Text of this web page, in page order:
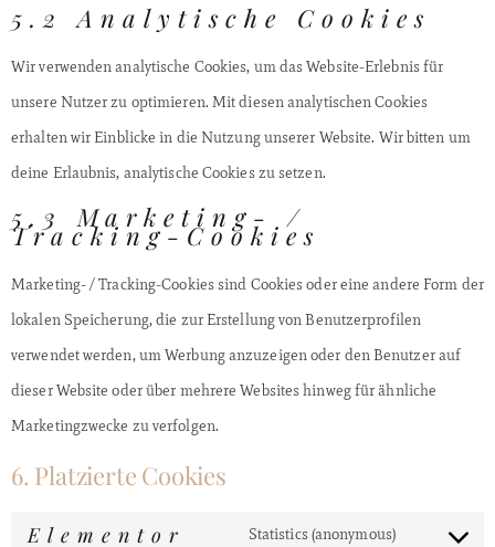
5.2 Analytische Cookies
Wir verwenden analytische Cookies, um das Website-Erlebnis für
unsere Nutzer zu optimieren. Mit diesen analytischen Cookies
erhalten wir Einblicke in die Nutzung unserer Website. Wir bitten um
deine Erlaubnis, analytische Cookies zu setzen.
5.3 Marketing- /
Tracking-Cookies
Marketing- / Tracking-Cookies sind Cookies oder eine andere Form der
lokalen Speicherung, die zur Erstellung von Benutzerprofilen
verwendet werden, um Werbung anzuzeigen oder den Benutzer auf
dieser Website oder über mehrere Websites hinweg für ähnliche
Marketingzwecke zu verfolgen.
6. Platzierte Cookies
Elementor Statistics (anonymous)